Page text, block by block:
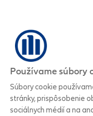
Používame súbory
Súbory cookie
stránky, prispôsobenie
sociálnych médií a na